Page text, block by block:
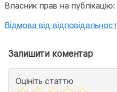
Власник прав на публікацію:
Відмова від
Залишити коментар
Оцініть статтю